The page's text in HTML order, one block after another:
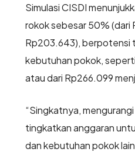
Simulasi CISDI
rokok sebesar 50% (dari
Rp203.643), berpotensi
kebutuhan pokok,
atau dari Rp266.099
“Singkatnya,
tingkatkan anggaran
dan kebutuhan pokok